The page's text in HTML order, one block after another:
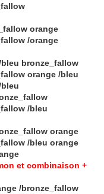
orange
/orange
bronze_fallow
orange /bleu
/bleu
orange
/bleu orange
et combinaison +
/bronze_fallow